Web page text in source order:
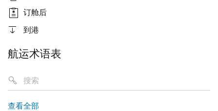
订舱后
到港
航运术语表
查看全部